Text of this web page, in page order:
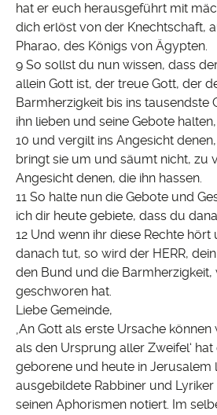
hat er euch herausgeführt mit
dich erlöst von der Knechtschaft,
Pharao, des Königs von Ägypten.
9 So sollst du nun wissen, dass
allein Gott ist, der treue Gott, der
Barmherzigkeit bis ins tausendste
ihn lieben und seine Gebote halten,
10 und vergilt ins Angesicht
bringt sie um und säumt nicht, zu
Angesicht denen, die ihn hassen.
11 So halte nun die Gebote und
ich dir heute gebiete, dass du
12 Und wenn ihr diese Rechte hört
danach tut, so wird der HERR,
den Bund und die Barmherzigkeit,
geschworen hat.
Liebe Gemeinde,
‚An Gott als erste Ursache
als den Ursprung aller Zweifel‘ hat
geborene und heute in Jerusalem
ausgebildete Rabbiner und
seinen Aphorismen notiert. Im